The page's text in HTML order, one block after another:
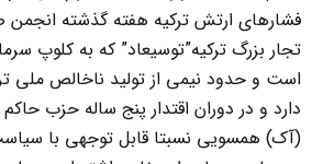
فشارهای ارتش ترکیه هفته گذشته انجمن
تجار بزرگ ترکیه”توسیعاد” که به کلوپ
است و حدود نیمی از تولید ناخالص ملی
دارد و در دوران اقتدار پنج ساله حزب
(آک) همسویی نسبتا قابل توجهی با